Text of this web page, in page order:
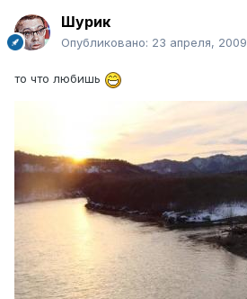
Шурик
Опубликовано: 23 апреля, 2009
то что любишь